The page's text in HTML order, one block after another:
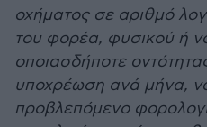
οχήματος σε αριθμό
του φορέα, φυσικού ή
οποιασδήποτε
υποχρέωση ανά μήνα, να
προβλεπόμενο